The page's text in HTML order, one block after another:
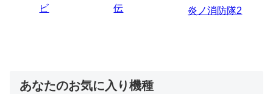
ビ
伝
炎ノ消防隊2
あなたのお気に入り機種